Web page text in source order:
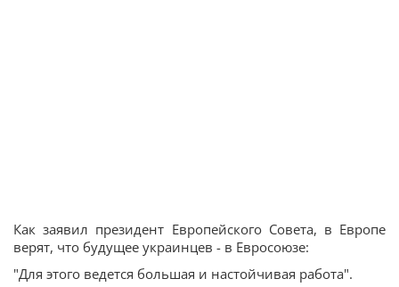
Как заявил президент Европейского Совета, в Европе
верят, что будущее украинцев - в Евросоюзе:
"Для этого ведется большая и настойчивая работа".